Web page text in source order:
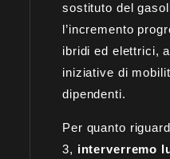
sostituto del
l’incremento
ibridi ed elettrici,
iniziative di
dipendenti.
Per quanto
3, interverremo